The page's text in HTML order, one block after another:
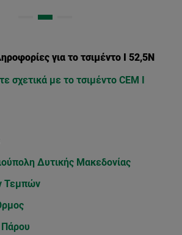
για το τσιμέντο Ι 52,5Ν
σχετικά με το τσιμέντο CEM I
Δυτικής Μακεδονίας
Τεμπών